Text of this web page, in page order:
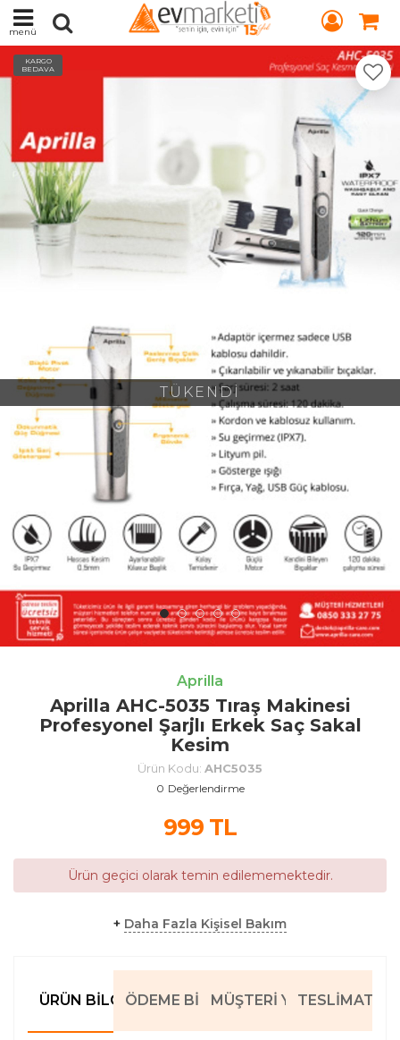
menü
TÜKENDİ
KARGO
BEDAVA
Aprilla
Aprilla AHC-5035 Tıraş Makinesi
Profesyonel Şarjlı Erkek Saç Sakal
Kesim
Ürün Kodu: AHC5035
0 Değerlendirme
999 TL
Ürün geçici olarak temin edilememektedir.
+ Daha Fazla Kişisel Bakım
ÜRÜN BILGILERIÖDEME BILGILERIMÜŞTERI YORUMLARI
TESLIMAT